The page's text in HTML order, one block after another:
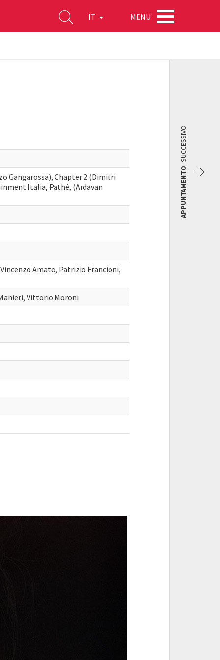
IT MENU
Gangarossa), Chapter 2 (Dimitri
Italia, Pathé, (Ardavan
Amato, Patrizio Francioni,
Vittorio Moroni
APPUNTAMENTO
SUCCESSIVO